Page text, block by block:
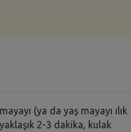
(ya da yaş mayayı ılık
2-3 dakika, kulak